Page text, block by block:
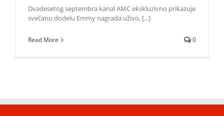
Dvadesetog septembra kanal AMC ekskluzivno prikazuje
svečanu dodelu Emmy nagrada uživo, [...]
Read More 0